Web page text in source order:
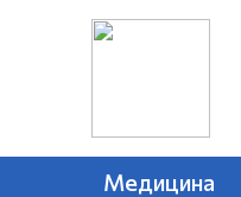
Медицина